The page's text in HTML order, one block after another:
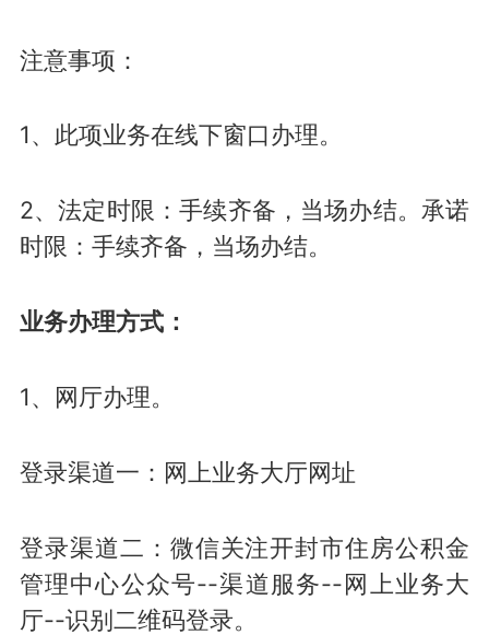
注意事项：
1、此项业务在线下窗口办理。
2、法定时限：手续齐备，当场办结。承诺
时限：手续齐备，当场办结。
业务办理方式：
1、网厅办理。
登录渠道一：网上业务大厅网址
登录渠道二：微信关注开封市住房公积金
管理中心公众号--渠道服务--网上业务大
厅--识别二维码登录。